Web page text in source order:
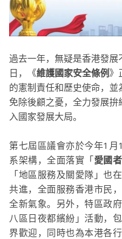
過去一年，無疑是香港發
日，《維護國家安全條例》
的憲制責任和歷史使命，
免除後顧之憂，全力發展
入國家發展大局。
第七屆區議會亦於今年1
系架構，全面落實「愛國
「地區服務及關愛隊」也
共進，全面服務香港市民
全新氣象。另外，特區政
八區日夜都繽紛」活動，
界歡迎，同時也為本港各